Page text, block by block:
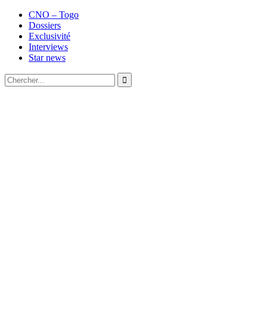
CNO – Togo
Dossiers
Exclusivité
Interviews
Star news